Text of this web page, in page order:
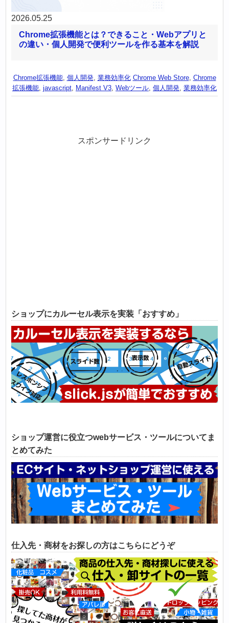
2026.05.25
Chrome拡張機能とは？できること・Webアプリと
の違い・個人開発で便利ツールを作る基本を解説
Chrome拡張機能, 個人開発, 業務効率化 Chrome Web Store, Chrome
拡張機能, javascript, Manifest V3, Webツール, 個人開発, 業務効率化
スポンサードリンク
ショップにカルーセル表示を実装「おすすめ」
ショップ運営に役立つwebサービス・ツールについてま
とめてみた
仕入先・商材をお探しの方はこちらにどうぞ